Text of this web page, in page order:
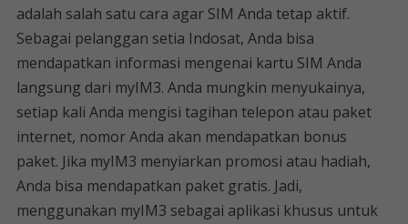
adalah salah satu cara agar SIM Anda tetap aktif.
Sebagai pelanggan setia Indosat, Anda bisa
mendapatkan informasi mengenai kartu SIM Anda
langsung dari myIM3. Anda mungkin menyukainya,
setiap kali Anda mengisi tagihan telepon atau paket
internet, nomor Anda akan mendapatkan bonus
paket. Jika myIM3 menyiarkan promosi atau hadiah,
Anda bisa mendapatkan paket gratis. Jadi,
menggunakan myIM3 sebagai aplikasi khusus untuk